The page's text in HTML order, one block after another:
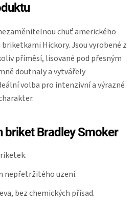
chuť amerického
Hickory. Jsou vyrobené z
příměsí, lisované pod přesným
doutnaly a vytvářely
volba pro intenzivní a výrazné
briket Bradley Smoker
nepřetržitého uzení.
bez chemických přísad.